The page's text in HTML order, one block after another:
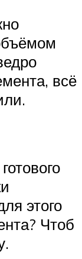
всё
этого
Чтоб